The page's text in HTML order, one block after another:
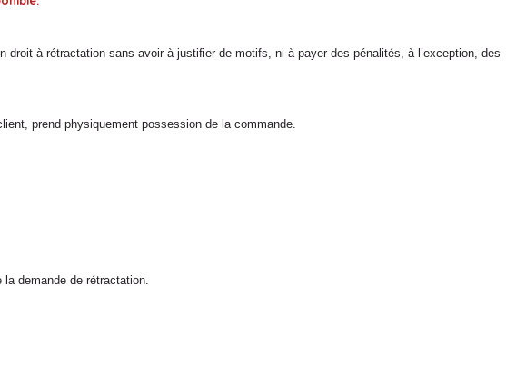
à rétractation sans avoir à justifier de motifs, ni à payer des pénalités, à l’exception, des
prend physiquement possession de la commande.
demande de rétractation.